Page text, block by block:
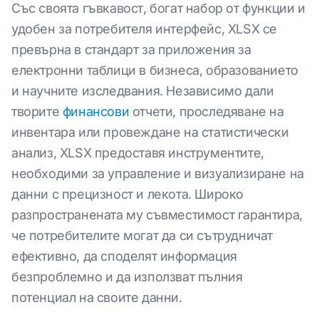
Със своята гъвкавост, богат набор от функции и
удобен за потребителя интерфейс, XLSX се
превърна в стандарт за приложения за
електронни таблици в бизнеса, образованието
и научните изследвания. Независимо дали
творите финансови отчети, проследяване на
инвентара или провеждане на статистически
анализ, XLSX предоставя инструментите,
необходими за управление и визуализиране на
данни с прецизност и лекота. Широко
разпространената му съвместимост гарантира,
че потребителите могат да си сътрудничат
ефективно, да споделят информация
безпроблемно и да използват пълния
потенциал на своите данни.